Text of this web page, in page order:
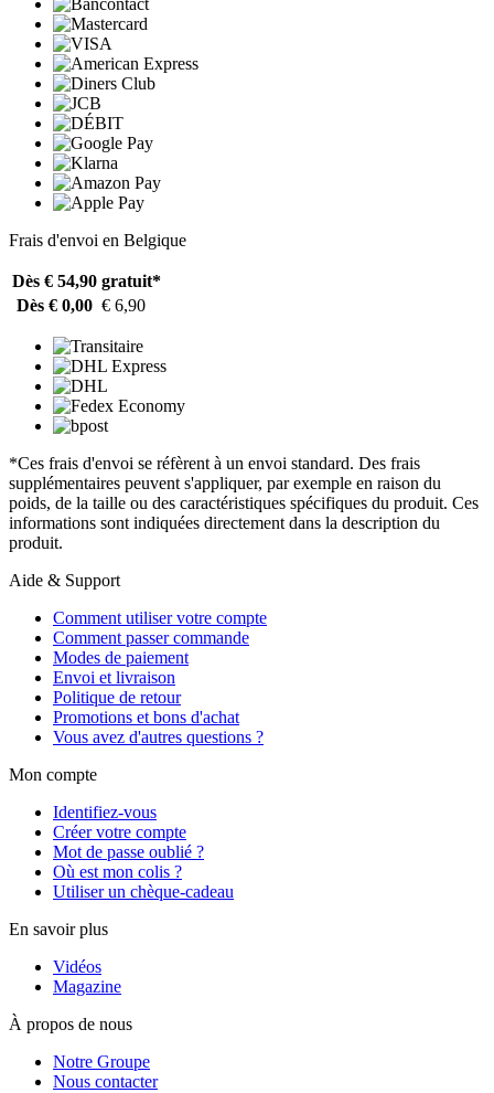
Frais d'envoi en Belgique
Dès € 54,90 gratuit*
Dès € 0,00 € 6,90
*Ces frais d'envoi se réfèrent à un envoi standard. Des frais
supplémentaires peuvent s'appliquer, par exemple en raison du
poids, de la taille ou des caractéristiques spécifiques du produit. Ces
informations sont indiquées directement dans la description du
produit.
Aide & Support
Comment utiliser votre compte
Comment passer commande
Modes de paiement
Envoi et livraison
Politique de retour
Promotions et bons d'achat
Vous avez d'autres questions ?
Mon compte
Identifiez-vous
Créer votre compte
Mot de passe oublié ?
Où est mon colis ?
Utiliser un chèque-cadeau
En savoir plus
Vidéos
Magazine
À propos de nous
Notre Groupe
Nous contacter